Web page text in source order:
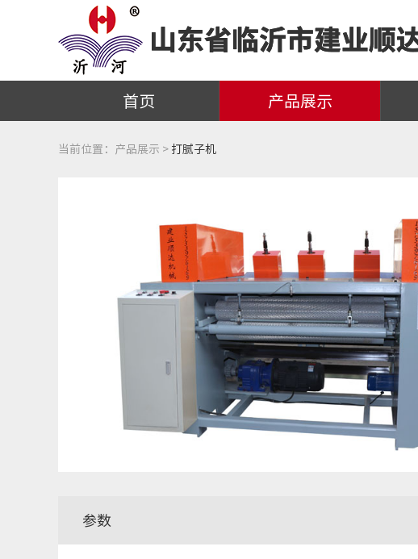
首页 产品展示
当前位置： 产品展示 > 打腻子机
参数